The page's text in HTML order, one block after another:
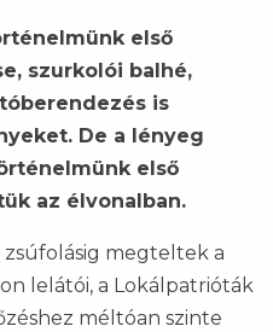
első
szurkolói balhé,
is
De a lényeg
első
az élvonalban.
megteltek a
lelátói, a Lokálpatrióták
méltóan szinte